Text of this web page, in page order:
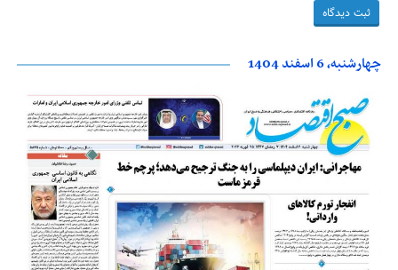
چهارشنبه، 6 اسفند 1404